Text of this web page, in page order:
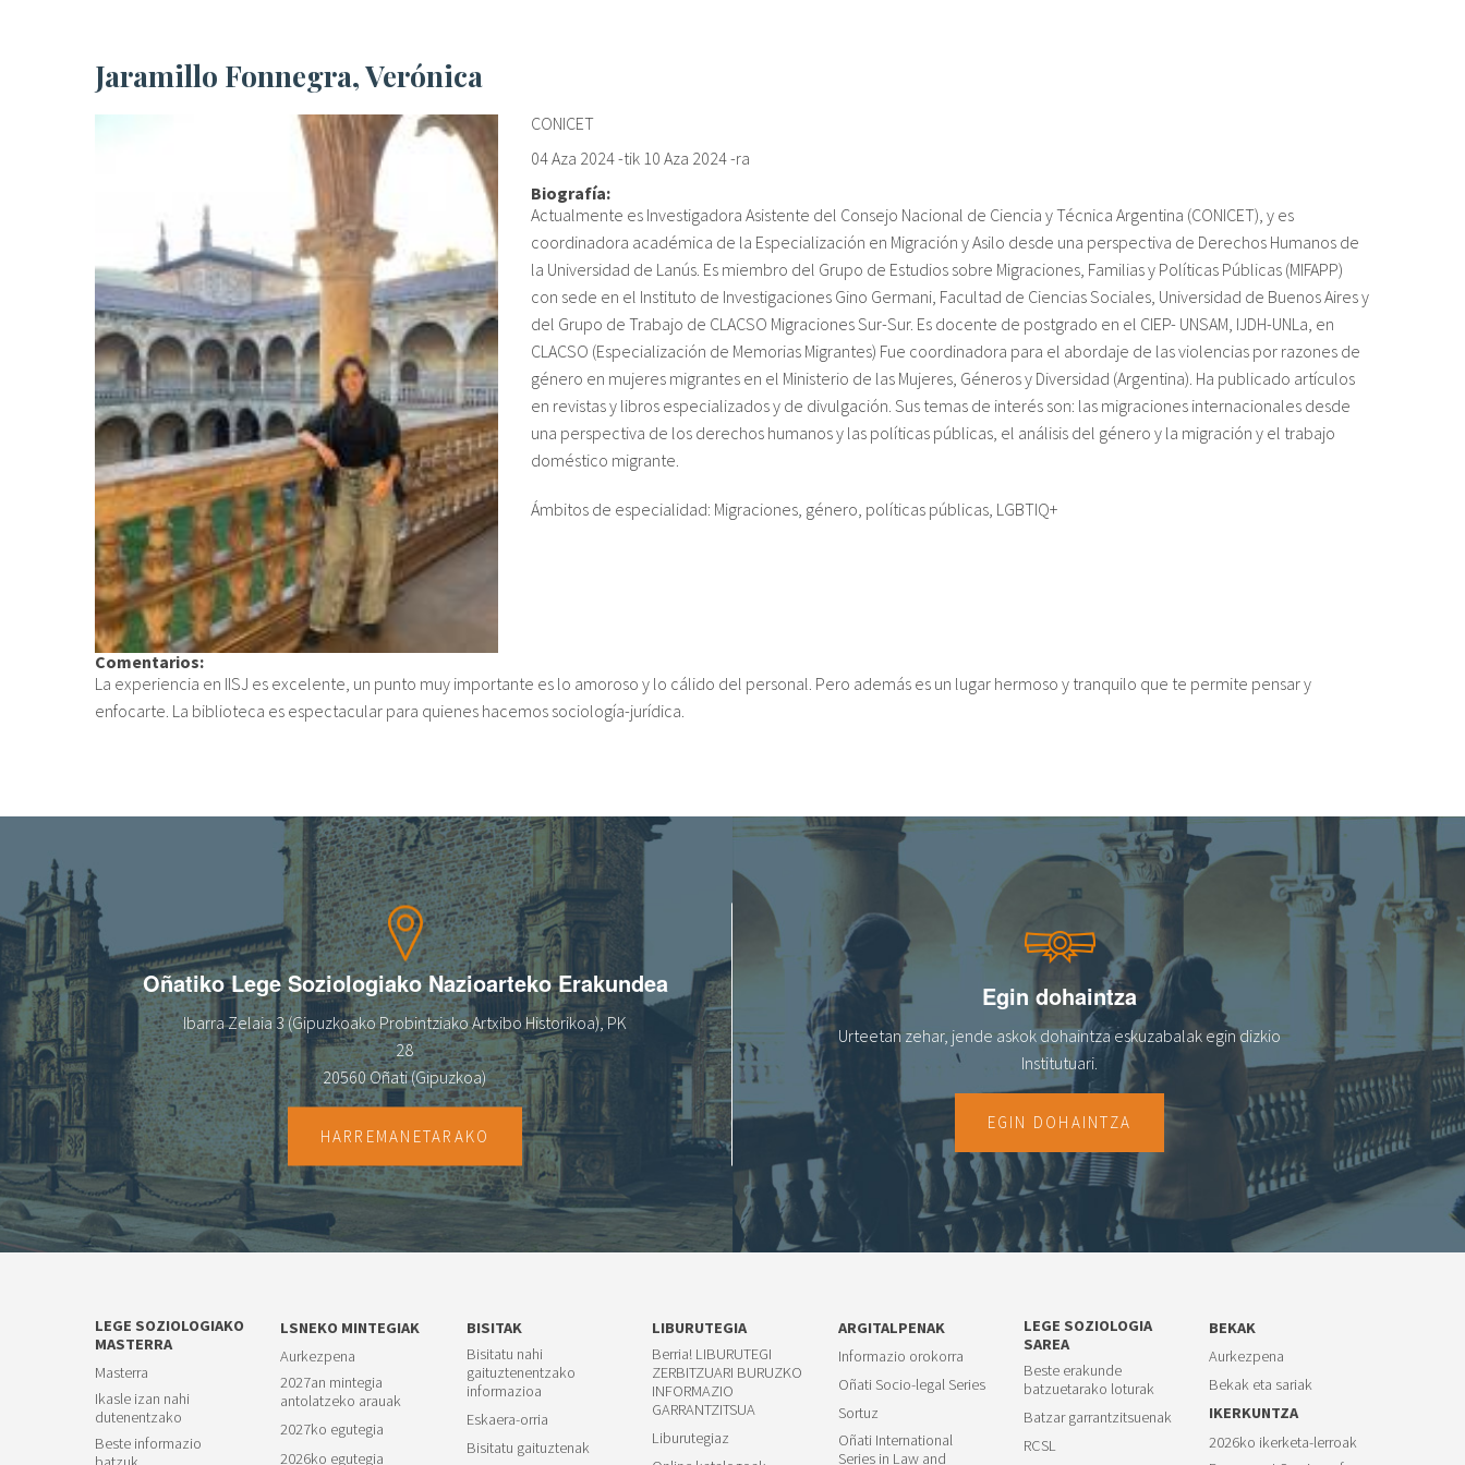
Jaramillo Fonnegra, Verónica
CONICET
04 Aza 2024-tik 10 Aza 2024-ra
Biografía:
Actualmente es Investigadora Asistente del Consejo Nacional de Ciencia y Técnica Argentina (CONICET), y es
coordinadora académica de la Especialización en Migración y Asilo desde una perspectiva de Derechos Humanos de
la Universidad de Lanús. Es miembro del Grupo de Estudios sobre Migraciones, Familias y Políticas Públicas (MIFAPP)
con sede en el Instituto de Investigaciones Gino Germani, Facultad de Ciencias Sociales, Universidad de Buenos Aires y
del Grupo de Trabajo de CLACSO Migraciones Sur-Sur. Es docente de postgrado en el CIEP- UNSAM, IJDH-UNLa, en
CLACSO (Especialización de Memorias Migrantes) Fue coordinadora para el abordaje de las violencias por razones de
género en mujeres migrantes en el Ministerio de las Mujeres, Géneros y Diversidad (Argentina). Ha publicado artículos
en revistas y libros especializados y de divulgación. Sus temas de interés son: las migraciones internacionales desde
una perspectiva de los derechos humanos y las políticas públicas, el análisis del género y la migración y el trabajo
doméstico migrante.
Ámbitos de especialidad: Migraciones, género, políticas públicas, LGBTIQ+
Comentarios:
La experiencia en IISJ es excelente, un punto muy importante es lo amoroso y lo cálido del personal. Pero además es un lugar hermoso y tranquilo que te permite pensar y
enfocarte. La biblioteca es espectacular para quienes hacemos sociología-jurídica.
Oñatiko Lege Soziologiako Nazioarteko Erakundea
Ibarra Zelaia 3 (Gipuzkoako Probintziako Artxibo Historikoa), PK
28
20560 Oñati (Gipuzkoa)
HARREMANETARAKO
Egin dohaintza
Urteetan zehar, jende askok dohaintza eskuzabalak egin dizkio
Institutuari.
EGIN DOHAINTZA
LEGE SOZIOLOGIAKO
MASTERRA
Masterra
Ikasle izan nahi
dutenentzako
Beste informazio
LSNEKO MINTEGIAK
Aurkezpena
2027an mintegia
antolatzeko arauak
2027ko egutegia
2026ko egutegia
BISITAK
Bisitatu nahi
gaituztenentzako
informazioa
Eskaera-orria
Bisitatu gaituztenak
LIBURUTEGIA
Berria! LIBURUTEGI
ZERBITZUARI BURUZKO
INFORMAZIO
GARRANTZITSUA
Liburutegiaz
ARGITALPENAK
Informazio orokorra
Oñati Socio-legal Series
Sortuz
Oñati International
Series in Law and
LEGE SOZIOLOGIA
SAREA
Beste erakunde
batzuetarako loturak
Batzar garrantzitsuenak
RCSL
BEKAK
Aurkezpena
Bekak eta sariak
IKERKUNTZA
2026ko ikerketa-lerroak